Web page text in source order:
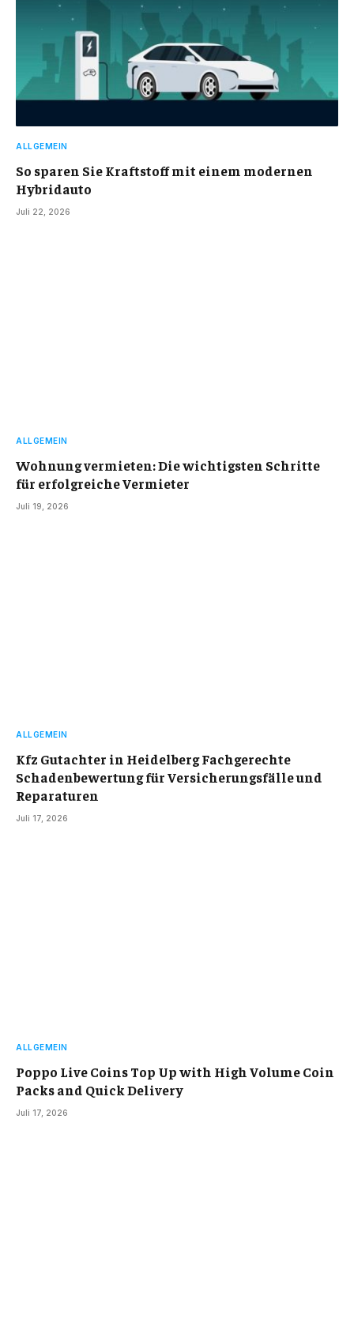
ALLGEMEIN
So sparen Sie Kraftstoff mit einem modernen
Hybridauto
Juli 22, 2026
ALLGEMEIN
Wohnung vermieten: Die wichtigsten Schritte
für erfolgreiche Vermieter
Juli 19, 2026
ALLGEMEIN
Kfz Gutachter in Heidelberg Fachgerechte
Schadenbewertung für Versicherungsfälle und
Reparaturen
Juli 17, 2026
ALLGEMEIN
Poppo Live Coins Top Up with High Volume Coin
Packs and Quick Delivery
Juli 17, 2026